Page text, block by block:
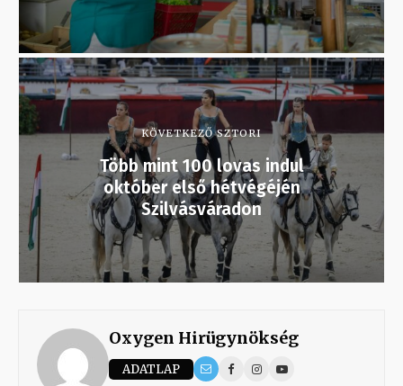
KÖVETKEZŐ SZTORI
Több mint 100 lovas indul
október első hétvégéjén
Szilvásváradon
Oxygen Hirügynökség
ADATLAP